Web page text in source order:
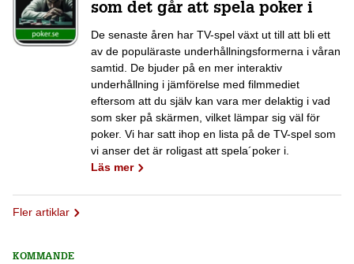
som det går att spela poker i
De senaste åren har TV-spel växt ut till att bli ett
av de populäraste underhållningsformerna i våran
samtid. De bjuder på en mer interaktiv
underhållning i jämförelse med filmmediet
eftersom att du själv kan vara mer delaktig i vad
som sker på skärmen, vilket lämpar sig väl för
poker. Vi har satt ihop en lista på de TV-spel som
vi anser det är roligast att spela´poker i.
Läs mer
Fler artiklar
KOMMANDE